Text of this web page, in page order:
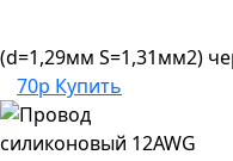
(d=1,29мм S=1,31мм2)
70р Купить